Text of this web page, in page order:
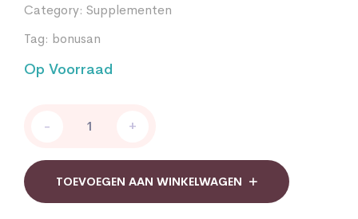
Category: Supplementen
Tag: bonusan
Op Voorraad
Ribose
- +
TOEVOEGEN AAN WINKELWAGEN